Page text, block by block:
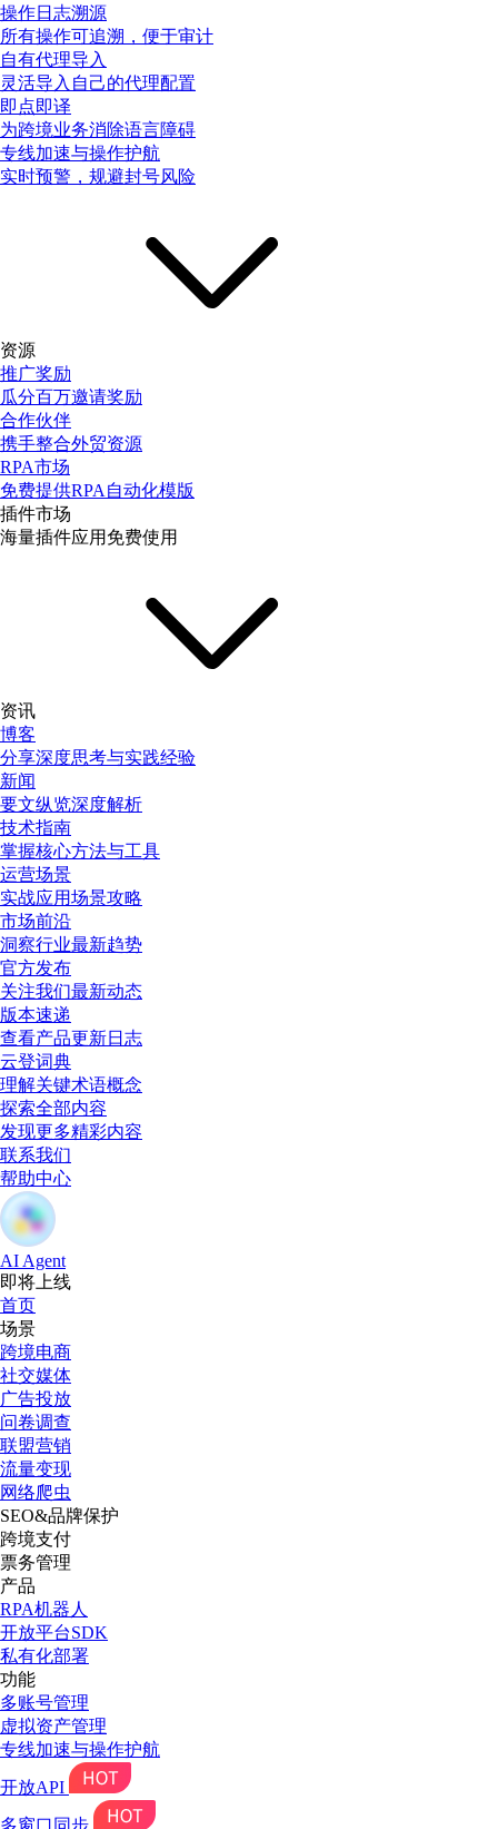
操作日志溯源
所有操作可追溯，便于审计
自有代理导入
灵活导入自己的代理配置
即点即译
为跨境业务消除语言障碍
专线加速与操作护航
实时预警，规避封号风险
资源
推广奖励
瓜分百万邀请奖励
合作伙伴
携手整合外贸资源
RPA市场
免费提供RPA自动化模版
插件市场
海量插件应用免费使用
资讯
博客
分享深度思考与实践经验
新闻
要文纵览深度解析
技术指南
掌握核心方法与工具
运营场景
实战应用场景攻略
市场前沿
洞察行业最新趋势
官方发布
关注我们最新动态
版本速递
查看产品更新日志
云登词典
理解关键术语概念
探索全部内容
发现更多精彩内容
联系我们
帮助中心
AI Agent
即将上线
首页
场景
跨境电商
社交媒体
广告投放
问卷调查
联盟营销
流量变现
网络爬虫
SEO&品牌保护
跨境支付
票务管理
产品
RPA机器人
开放平台SDK
私有化部署
功能
多账号管理
虚拟资产管理
专线加速与操作护航
开放API
多窗口同步